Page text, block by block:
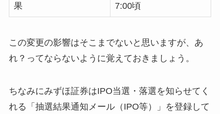
果
7:00頃
この変更の影響はそこまでないと思いますが、あ
れ？ってならないように覚えておきましょう。
ちなみにみずほ証券はIPO当選・落選を知らせてく
れる「抽選結果通知メール（IPO等）」を登録して